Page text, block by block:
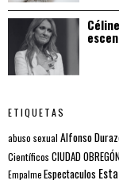
ETIQUETAS
abuso sexual Alfonso
Científicos CIUDAD
EmpalmeEspectaculos